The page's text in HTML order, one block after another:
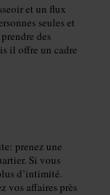
et un flux
seules et
des
il offre un cadre
prenez une
Si vous
d’intimité.
vos affaires près